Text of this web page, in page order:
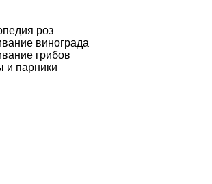
роз
винограда
грибов
и парники